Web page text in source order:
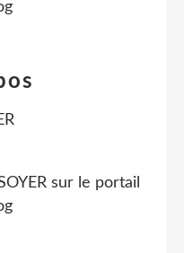
sur le portail